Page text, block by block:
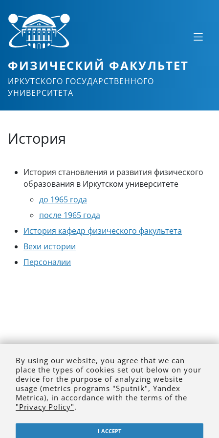
ФИЗИЧЕСКИЙ ФАКУЛЬТЕТ
ИРКУТСКОГО ГОСУДАРСТВЕННОГО
УНИВЕРСИТЕТА
История
История становления и развития физического
образования в Иркутском университете
до 1965 года
после 1965 года
История кафедр физического факультета
Вехи истории
Персоналии
By using our website, you agree that we can
place the types of cookies set out below on your
device for the purpose of analyzing website
usage (metrics programs "Sputnik", Yandex
Metrica), in accordance with the terms of the
"Privacy Policy".
I ACCEPT